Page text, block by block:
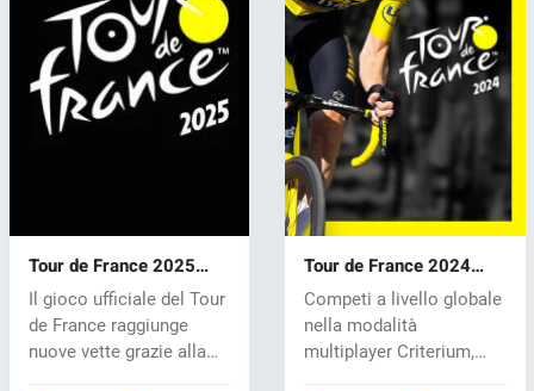
Tour de France 2025
(PC) key
Il gioco ufficiale del Tour
de France raggiunge
nuove vette grazie alla
Tour de France 2024
(PC) key
Competi a livello globale
nella modalità
multiplayer Criterium,